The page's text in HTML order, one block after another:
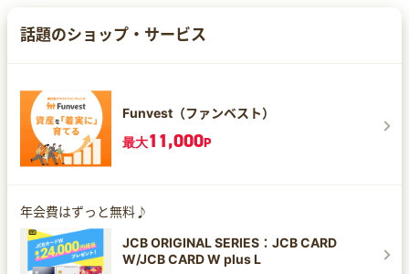
話題のショップ・サービス
Funvest（ファンベスト）
最大11,000P
年会費はずっと無料♪
JCB ORIGINAL SERIES：JCB CARD
W/JCB CARD W plus L